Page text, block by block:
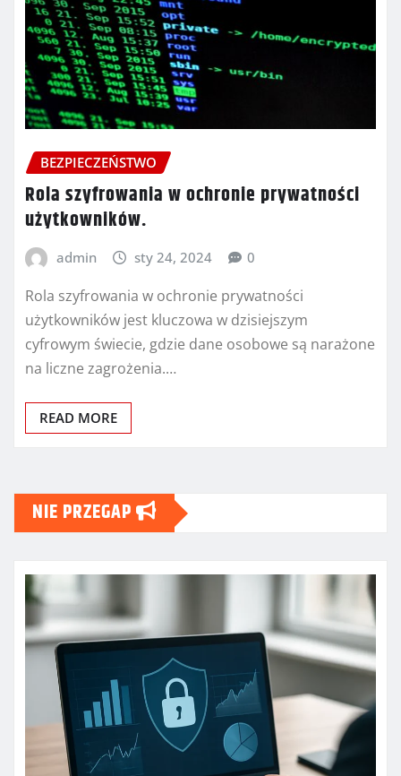
BEZPIECZEŃSTWO
Rola szyfrowania w ochronie prywatności
użytkowników.
admin sty 24, 2024 0
Rola szyfrowania w ochronie prywatności
użytkowników jest kluczowa w dzisiejszym
cyfrowym świecie, gdzie dane osobowe są narażone
na liczne zagrożenia.…
READ MORE
NIE PRZEGAP